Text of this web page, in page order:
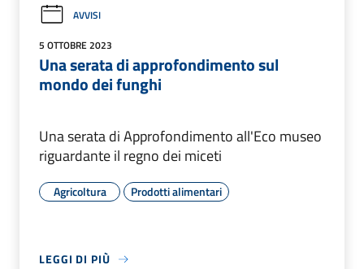
AVVISI
5 OTTOBRE 2023
Una serata di approfondimento sul
mondo dei funghi
Una serata di Approfondimento all'Eco museo
riguardante il regno dei miceti
Agricoltura Prodotti alimentari
LEGGI DI PIÙ